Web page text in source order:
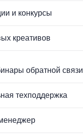
и конкурсы
креативов
обратной связи
техподдержка